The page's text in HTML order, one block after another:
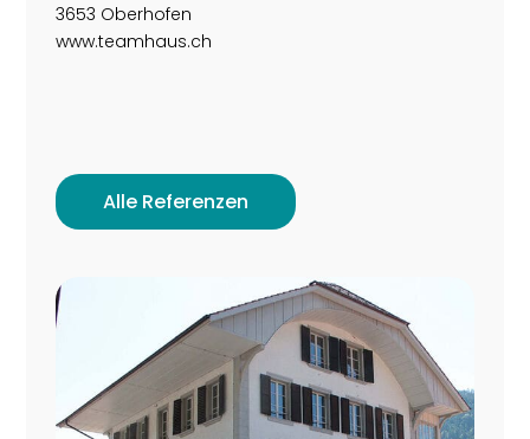
3653 Oberhofen
www.teamhaus.ch
Alle Referenzen